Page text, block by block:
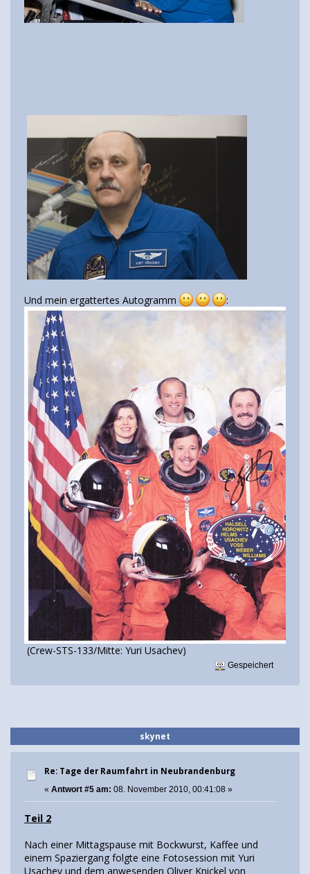
Und mein ergattertes Autogramm :
(Crew-STS-133/Mitte: Yuri Usachev)
Gespeichert
skynet
Re: Tage der Raumfahrt in Neubrandenburg
« Antwort #5 am: 08. November 2010, 00:41:08 »
Teil 2
Nach einer Mittagspause mit Bockwurst, Kaffee und
einem Spaziergang folgte eine Fotosession mit Yuri
Usachev und dem anwesenden Oliver Knickel von